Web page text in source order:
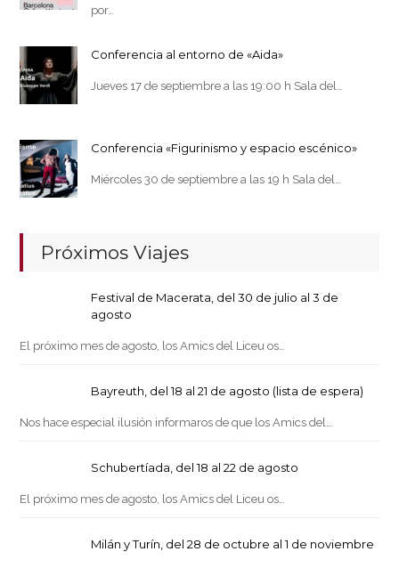
por…
Conferencia al entorno de «Aida»
Jueves 17 de septiembre a las 19:00 h Sala del…
Conferencia «Figurinismo y espacio escénico»
Miércoles 30 de septiembre a las 19 h Sala del…
Próximos Viajes
Festival de Macerata, del 30 de julio al 3 de
agosto
El próximo mes de agosto, los Amics del Liceu os…
Bayreuth, del 18 al 21 de agosto (lista de espera)
Nos hace especial ilusión informaros de que los Amics del…
Schubertíada, del 18 al 22 de agosto
El próximo mes de agosto, los Amics del Liceu os…
Milán y Turín, del 28 de octubre al 1 de noviembre